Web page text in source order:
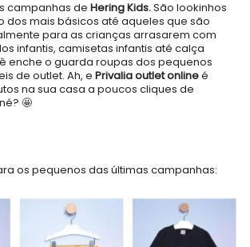
campanhas de Hering Kids.São lookinhos
dos mais básicos até aqueles que são
para as crianças arrasarem com
infantis, camisetas infantis até calça
enche o guarda roupas dos pequenos
de outlet. Ah, e Privaliaoutlet onlineé
na sua casa a poucos cliques de
🤩
os pequenos das últimas campanhas: